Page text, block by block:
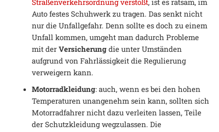
Straßenverkehrsordnung verstößt, ist es ratsam, im
Auto festes Schuhwerk zu tragen. Das senkt nicht
nur die Unfallgefahr. Denn sollte es doch zu einem
Unfall kommen, umgeht man dadurch Probleme
mit der Versicherung die unter Umständen
aufgrund von Fahrlässigkeit die Regulierung
verweigern kann.
Motorradkleidung: auch, wenn es bei den hohen
Temperaturen unangenehm sein kann, sollten sich
Motorradfahrer nicht dazu verleiten lassen, Teile
der Schutzkleidung wegzulassen. Die